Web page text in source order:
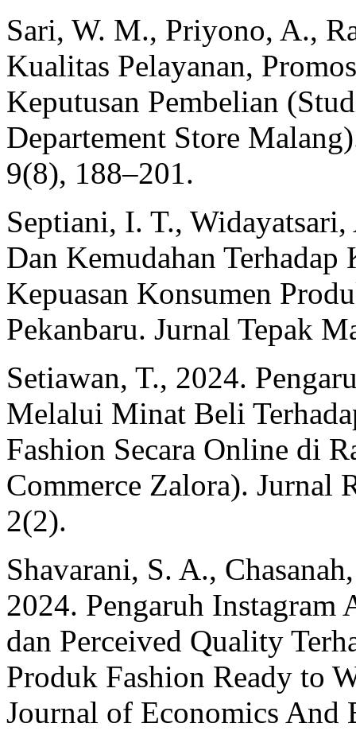
Sari, W. M., Priyono, A.,
Kualitas Pelayanan,
Keputusan Pembelian
Departement Store
9(8), 188–201.
Septiani, I. T.,
Dan Kemudahan Terhadap
Kepuasan Konsumen
Pekanbaru. Jurnal Tepak
Setiawan, T., 2024.
Melalui Minat Beli
Fashion Secara Online di
Commerce Zalora). Jurnal
2(2).
Shavarani, S. A.,
2024. Pengaruh
dan Perceived Quality
Produk Fashion Ready to
Journal of Economics And